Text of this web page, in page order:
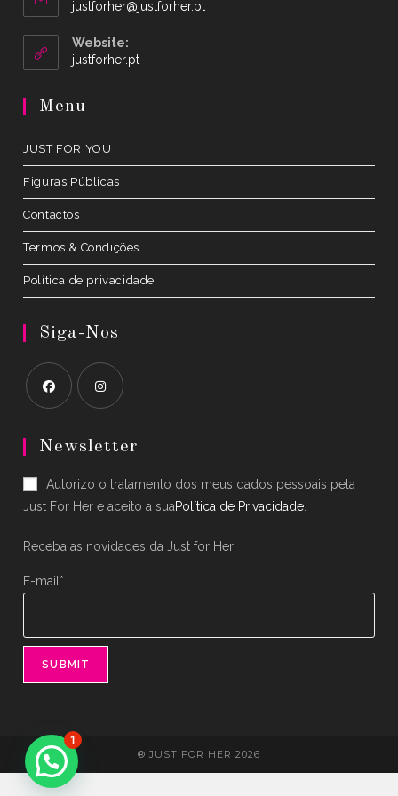
justforher@justforher.ptOpens
Website:
justforher.ptOpens
Menu
JUST FOR YOU
Figuras Públicas
Contactos
Termos & Condições
Política de privacidade
Siga-Nos
in
new
tab
in
new
tab
Newsletter
Autorizo o tratamento dos meus dados pessoais pela
Just For Her e aceito a suaPolítica de Privacidade.
Receba as novidades da Just for Her!
E-mail*
® JUST FOR HER 2026
1